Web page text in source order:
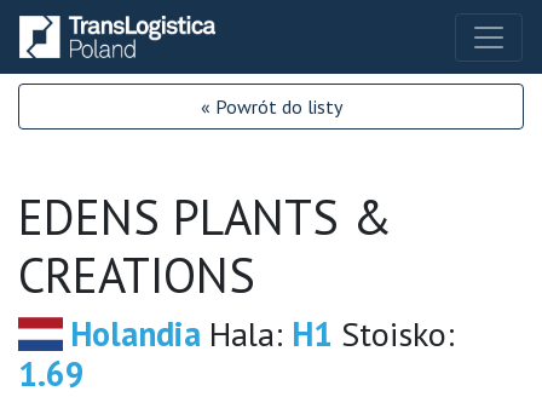
« Powrót do listy
EDENS PLANTS &
CREATIONS
Holandia Hala: H1 Stoisko:
1.69